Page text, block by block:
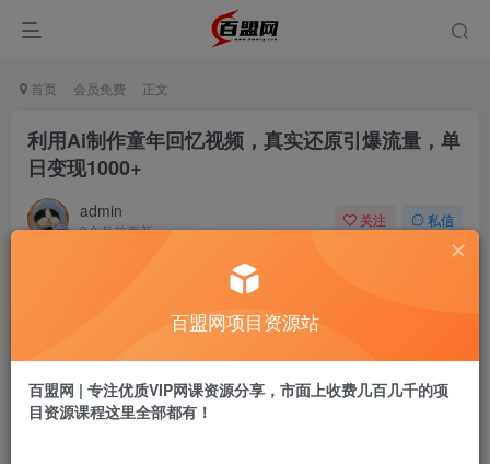
首页 会员免费 正文
利用Ai制作童年回忆视频，真实还原引爆流量，单
日变现1000+
admin
9个月前更新
关注 私信
盟币 9.9
百盟网项目资源站
百盟网 | 专注优质VIP网课资源分享，市面上收费几百几千的项
目资源课程这里全部都有！